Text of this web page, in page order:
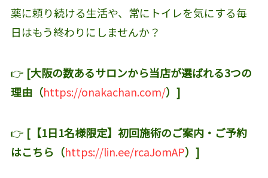
薬に頼り続ける生活や、常にトイレを気にする毎
日はもう終わりにしませんか？
👉 [大阪の数あるサロンから当店が選ばれる3つの
理由（https://onakachan.com/）]
👉 [【1日1名様限定】初回施術のご案内・ご予約
はこちら（https://lin.ee/rcaJomAP）]